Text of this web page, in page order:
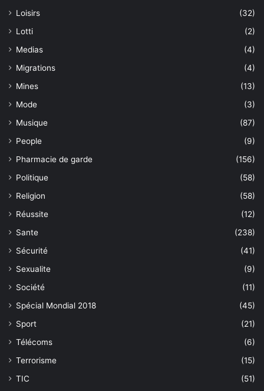
Loisirs
(32)
Lotti
(2)
Medias
(4)
Migrations
(4)
Mines
(13)
Mode
(3)
Musique
(87)
People
(9)
Pharmacie de garde
(156)
Politique
(58)
Religion
(58)
Réussite
(12)
Sante
(238)
Sécurité
(41)
Sexualite
(9)
Société
(11)
Spécial Mondial 2018
(45)
Sport
(21)
Télécoms
(6)
Terrorisme
(15)
TIC
(51)